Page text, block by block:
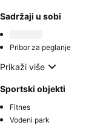
Sadržaji u sobi
Pribor za peglanje
Prikaži više
Sportski objekti
Fitnes
Vodeni park